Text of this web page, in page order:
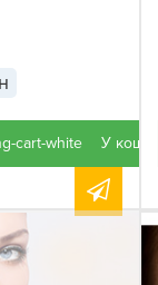
У кошик